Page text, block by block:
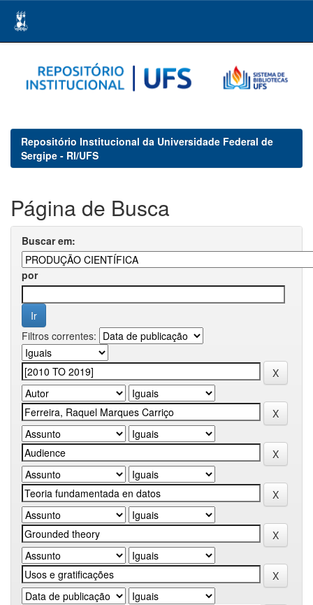
navigation
Repositório Institucional da Universidade Federal de
Sergipe - RI/UFS
Página de Busca
Buscar em:
por
Filtros correntes: